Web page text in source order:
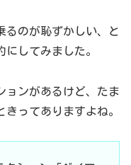
るのが恥ずかしい、と
してみました。
ョンがあるけど、たま
ってありますよね。